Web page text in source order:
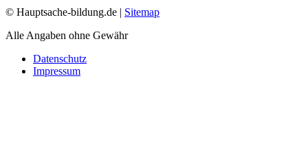
© Hauptsache-bildung.de | Sitemap
Alle Angaben ohne Gewähr
Datenschutz
Impressum